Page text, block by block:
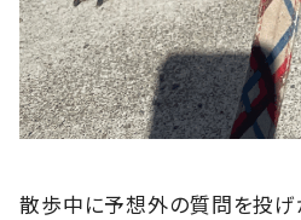
散歩中に予想外の質問を投げ